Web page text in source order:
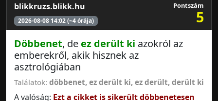
blikkruzs.blikk.hu
2026-08-08 14:02 (~4 órája)
Pontszám
5
Döbbenet, de ez derült ki azokról az
emberekről, akik hisznek az
asztrológiában
Találatok: döbbenet, ez derült ki, ez derült, derült ki
A valóság: Ezt a cikket is sikerült döbbenetesen